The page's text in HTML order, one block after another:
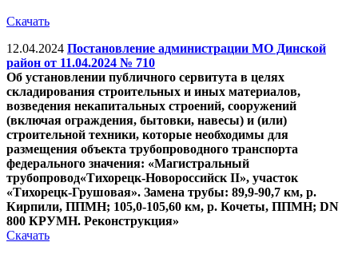
Скачать
12.04.2024 Постановление администрации МО Динской
район от 11.04.2024 № 710
Об установлении публичного сервитута в целях
складирования строительных и иных материалов,
возведения некапитальных строений, сооружений
(включая ограждения, бытовки, навесы) и (или)
строительной техники, которые необходимы для
размещения объекта трубопроводного транспорта
федерального значения: «Магистральный
трубопровод«Тихорецк-Новороссийск II», участок
«Тихорецк-Грушовая». Замена трубы: 89,9-90,7 км, р.
Кирпили, ППМН; 105,0-105,60 км, р. Кочеты, ППМН; DN
800 КРУМН. Реконструкция»
Скачать